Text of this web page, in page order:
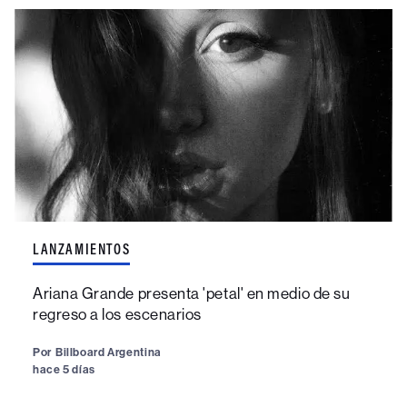
LANZAMIENTOS
Ariana Grande presenta 'petal' en medio de su
regreso a los escenarios
Por Billboard Argentina
hace 5 días